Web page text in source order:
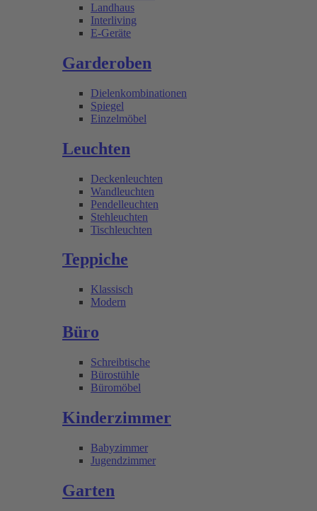
Landhaus
Interliving
E-Geräte
Garderoben
Dielenkombinationen
Spiegel
Einzelmöbel
Leuchten
Deckenleuchten
Wandleuchten
Pendelleuchten
Stehleuchten
Tischleuchten
Teppiche
Klassisch
Modern
Büro
Schreibtische
Bürostühle
Büromöbel
Kinderzimmer
Babyzimmer
Jugendzimmer
Garten